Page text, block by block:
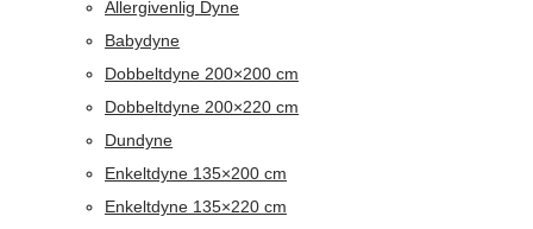
Allergivenlig Dyne
Babydyne
Dobbeltdyne 200×200 cm
Dobbeltdyne 200×220 cm
Dundyne
Enkeltdyne 135×200 cm
Enkeltdyne 135×220 cm